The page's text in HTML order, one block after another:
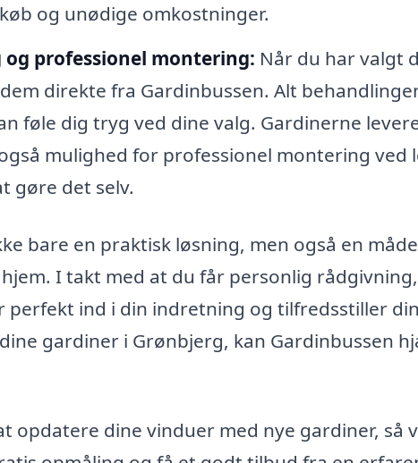
og unødige omkostninger.
professionel montering: Når du har valgt
direkte fra Gardinbussen. Alt
føle dig tryg ved dine valg. Gardinerne
mulighed for professionel montering ved
gøre det selv.
bare en praktisk løsning, men også en
I takt med at du får personlig
perfekt ind i din indretning og tilfredsstiller
gardiner i Grønbjerg, kan Gardinbussen
opdatere dine vinduer med nye gardiner, så